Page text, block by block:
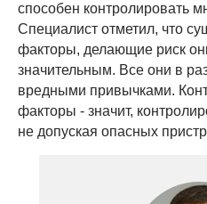
способен контролировать
Специалист отметил, что
факторы, делающие риск
значительным. Все они в
вредными привычками.
факторы - значит,
не допуская опасных